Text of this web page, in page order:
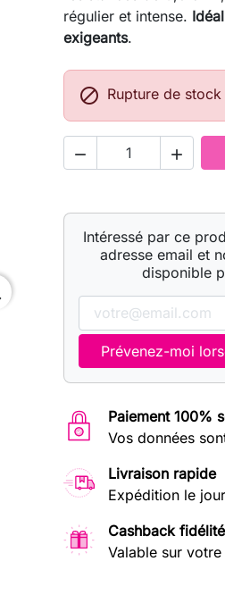
régulier et intense.
exigeants.
 Rupture de stock
 
Intéressé par ce
adresse email et
disponible
Prévenez-moi
Paiement 100%
Vos données
Livraison rapide
Expédition le
Cashback fidélité
Valable sur